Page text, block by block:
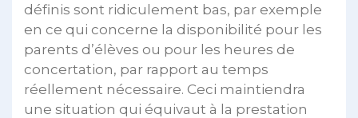
définis sont ridiculement bas, par exemple
en ce qui concerne la disponibilité pour les
parents d’élèves ou pour les heures de
concertation, par rapport au temps
réellement nécessaire. Ceci maintiendra
une situation qui équivaut à la prestation